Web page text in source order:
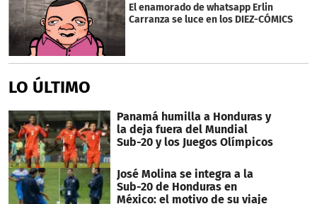
El enamorado de whatsapp Erlin
Carranza se luce en los DIEZ-CÓMICS
LO ÚLTIMO
Panamá humilla a Honduras y
la deja fuera del Mundial
Sub-20 y los Juegos Olímpicos
José Molina se integra a la
Sub-20 de Honduras en
México: el motivo de su viaje